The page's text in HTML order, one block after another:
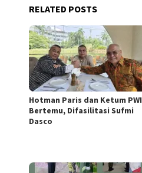
RELATED POSTS
Hotman Paris dan Ketum PWI
Bertemu, Difasilitasi Sufmi
Dasco